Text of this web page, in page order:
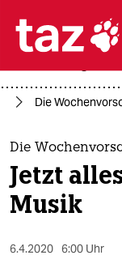

themen
politik
öko
gesellschaft
Die
Die
Jetzt
Musik
6.4.2020 6:00 Uhr